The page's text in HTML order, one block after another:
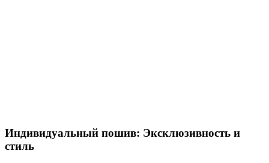
Индивидуальный пошив: Эксклюзивность и
стиль